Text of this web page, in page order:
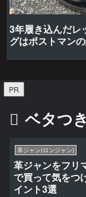
3年履き込んだレ
グはポストマン
PR
ベタつき
革ジャン(ロンジャン)
革ジャンをフリ
で買って気をつ
イント3選